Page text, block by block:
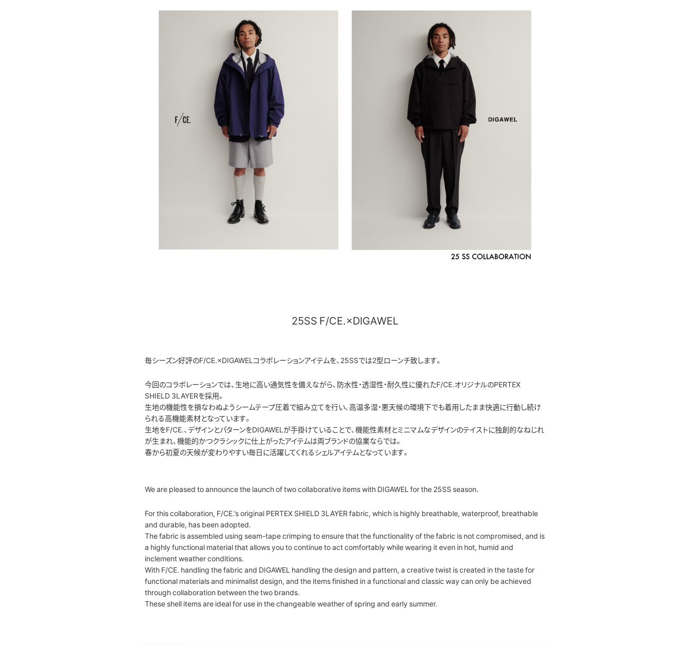
25SS F/CE.×DIGAWEL
毎シーズン好評のF/CE.×DIGAWELコラボレーションアイテムを、25SSでは2型ローンチ致します。
今回のコラボレーションでは、生地に高い通気性を備えながら、防水性・透湿性・耐久性に優れたF/CE.オリジナルのPERTEX
SHIELD 3LAYERを採用。
生地の機能性を損なわぬようシームテープ圧着で組み立てを行い、高温多湿・悪天候の環境下でも着用したまま快適に行動し続け
られる高機能素材となっています。
生地をF/CE.、デザインとパターンをDIGAWELが手掛けていることで、機能性素材とミニマムなデザインのテイストに独創的なねじれ
が生まれ、機能的かつクラシックに仕上がったアイテムは両ブランドの協業ならでは。
春から初夏の天候が変わりやすい毎日に活躍してくれるシェルアイテムとなっています。
We are pleased to announce the launch of two collaborative items with DIGAWEL for the 25SS season.
For this collaboration, F/CE.’s original PERTEX SHIELD 3LAYER fabric, which is highly breathable, waterproof, breathable
and durable, has been adopted.
The fabric is assembled using seam-tape crimping to ensure that the functionality of the fabric is not compromised, and is
a highly functional material that allows you to continue to act comfortably while wearing it even in hot, humid and
inclement weather conditions.
With F/CE. handling the fabric and DIGAWEL handling the design and pattern, a creative twist is created in the taste for
functional materials and minimalist design, and the items finished in a functional and classic way can only be achieved
through collaboration between the two brands.
These shell items are ideal for use in the changeable weather of spring and early summer.